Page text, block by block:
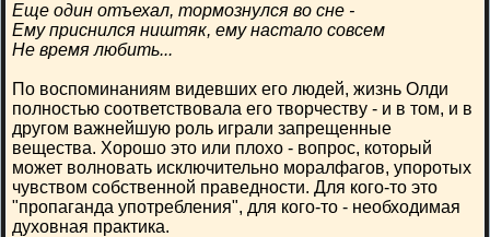
Еще один отъехал, тормознулся во сне -
Ему приснился ништяк, ему настало совсем
Не время любить...
По воспоминаниям видевших его людей, жизнь Олди
полностью соответствовала его творчеству - и в том, и в
другом важнейшую роль играли запрещенные
вещества. Хорошо это или плохо - вопрос, который
может волновать исключительно моралфагов, упоротых
чувством собственной праведности. Для кого-то это
"пропаганда употребления", для кого-то - необходимая
духовная практика.